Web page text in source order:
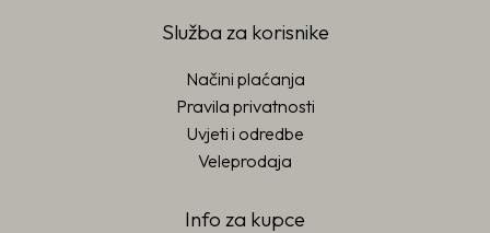
Služba za korisnike
Načini plaćanja
Pravila privatnosti
Uvjeti i odredbe
Veleprodaja
Info za kupce